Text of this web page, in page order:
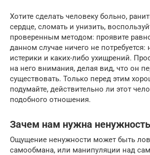
Хотите сделать человеку больно,
сердце, сломать и унизить,
проверенным методом: проявите
данном случае ничего не потребуется:
истерики и каких-либо ухищрений.
на него внимания, делая вид, что он
существовать. Только перед этим
подумайте, действительно ли этот
подобного отношения.
Зачем нам нужна
Ощущение ненужности может быть
самообмана, или манипуляции над